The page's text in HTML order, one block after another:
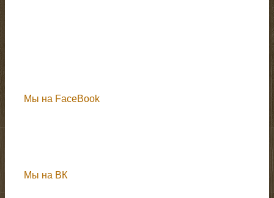
Мы на FaceBook
Мы на ВК